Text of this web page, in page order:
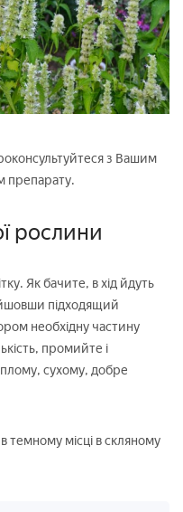
з Вашим
препарату.
рослини
Як бачите, в хід йдуть
підходящий
необхідну частину
промийте і
сухому, добре
темному місці в скляному